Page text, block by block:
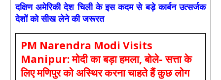
दक्षिण अमेरिकी देश चिली के इस कदम से बड़े कार्बन उत्सर्जक
देशों को सीख लेने की जरूरत
PM Narendra Modi Visits
Manipur: मोदी का बड़ा हमला, बोले- सत्ता के
लिए मणिपुर को अस्थिर करना चाहते हैं कुछ लोग